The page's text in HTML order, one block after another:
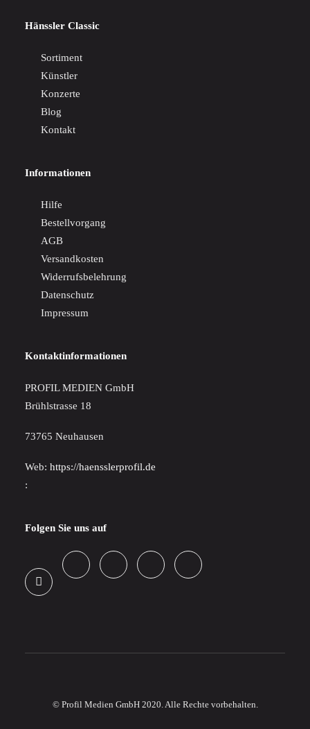
Hänssler Classic
Sortiment
Künstler
Konzerte
Blog
Kontakt
Informationen
Hilfe
Bestellvorgang
AGB
Versandkosten
Widerrufsbelehrung
Datenschutz
Impressum
Kontaktinformationen
PROFIL MEDIEN GmbH
Brühlstrasse 18
73765 Neuhausen
Web: https://haensslerprofil.de
:
Folgen Sie uns auf
© Profil Medien GmbH 2020. Alle Rechte vorbehalten.